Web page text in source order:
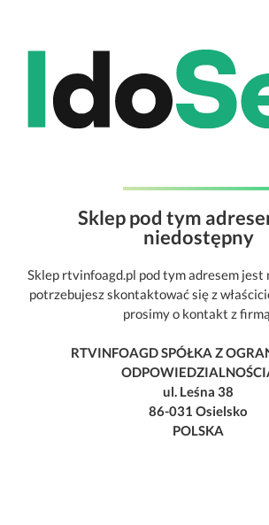
Sklep pod tym
niedostępny
Sklep rtvinfoagd.pl pod tym adresem jest
potrzebujesz skontaktować się z
prosimy o kontakt z
RTVINFOAGD SPÓŁKA Z
ul. Leśna 38
86-031 Osielsko
POLSKA